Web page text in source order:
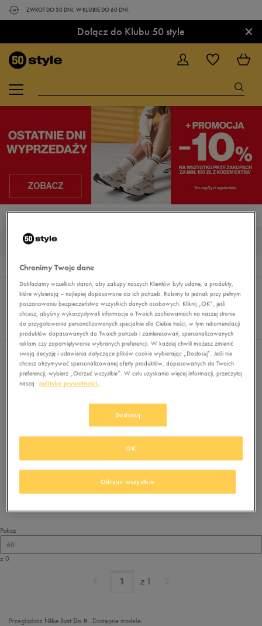
ZWROT DO 30 DNI. W KLUBIE DO 60 DNI.
Dołącz do Klubu 50 style ×
STRONA GŁÓWNA NIKE JUST DO IT
0
Wyników
Sortuj:
REKOMENDOWANE
FILTRUJ
Pokaż
60
z 0
Nie wybrano filtrów
Brak produktów do wyświetlenia
Zmień kryteria wyszukiwania lub
usuń wybrane filtry
Pokaż
60
z 0
z 1
Przeglądasz Nike Just Do It . Dostępne modele:
Chronimy Twoje dane
Dokładamy wszelkich starań, aby zakupy naszych Klientów były udane, a produkty,
które wybierają – najlepiej dopasowane do ich potrzeb. Robimy to jednak przy pełnym
poszanowaniu bezpieczeństwa wszystkich danych osobowych. Kliknij „OK”, jeśli
chcesz, abyśmy wykorzystywali informacje o Twoich zachowaniach na naszej stronie
do przygotowania personalizowanych specjalnie dla Ciebie treści, w tym rekomendacji
produktów dopasowanych do Twoich potrzeb i zainteresowań, spersonalizowanych
reklam czy zapamiętywanie wybranych preferencji. W każdej chwili możesz zmienić
swoją decyzję i ustawienia dotyczące plików cookie wybierając „Dostosuj”. Jeśli nie
chcesz otrzymywać spersonalizowanej oferty produktów, dopasowanych do Twoich
preferencji, wybierz „Odrzuć wszystkie”. W celu uzyskania więcej informacji, przeczytaj
naszą
politykę prywatności.
Dostosuj
Odrzuć wszystkie
OK